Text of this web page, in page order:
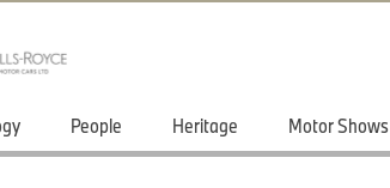
People Heritage Motor Shows